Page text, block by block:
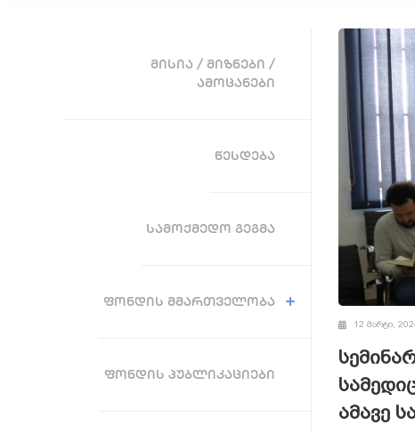
ᲛᲘᲡᲘᲐ / ᲛᲘᲖᲜᲔᲑᲘ /
ᲐᲛᲝᲪᲐᲜᲔᲑᲘ
ᲬᲔᲡᲓᲔᲑᲐ
ᲡᲐᲛᲝᲥᲛᲔᲓᲝ ᲒᲔᲒᲛᲐ
ᲤᲝᲜᲓᲘᲡ ᲛᲛᲐᲠᲗᲕᲔᲚᲝᲑᲐ
ᲤᲝᲜᲓᲘᲡ ᲞᲣᲑᲚᲘᲙᲐᲪᲘᲔᲑᲘ
12 მარტი,
ამავე